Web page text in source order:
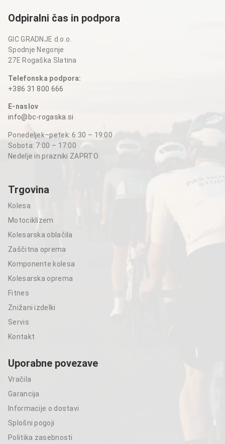
Odpiralni čas in podpora
GIC GRADNJE d.o.o.
Spodnje Negonje
27E Rogaška Slatina
Telefonska podpora:
+386 31 800 666
E-naslov
info@bc-rogaska.si
Ponedeljek–petek: 6:30 – 19:00
Sobota: 7:00 – 17:00
Nedelje in prazniki ZAPRTO
Trgovina
Kolesa
Motociklizem
Kolesarska oblačila
Zaščitna oprema
Komponente kolesa
Kolesarska oprema
Fitnes
Znižani izdelki
Servis
Kontakt
Uporabne povezave
Vračila
Garancija
Informacije o dostavi
Splošni pogoji
Politika zasebnosti